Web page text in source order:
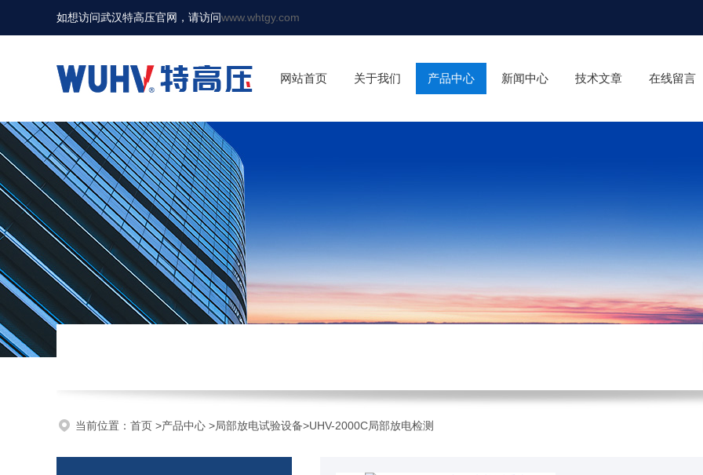
如想访问武汉特高压官网，请访问www.whtgy.com
网站首页 关于我们 产品中心 新闻中心 技术文章 在线留言
当前位置： 首页 >产品中心 >局部放电试验设备>UHV-2000C局部放电检测